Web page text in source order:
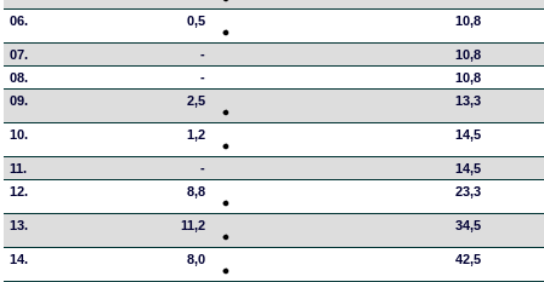
06. 0,5 10,8
07. -
10,8
08.
-
10,8
09.
2,5 13,3
10. 1,2 14,5
11. -
14,5
12.
8,8 23,3
13. 11,2 34,5
14. 8,0 42,5